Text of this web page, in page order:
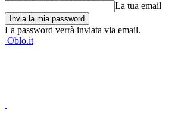
La tua email
La password verrà inviata via email.
Oblo.it